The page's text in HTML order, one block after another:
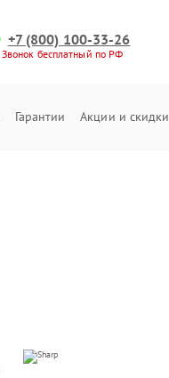
+7 (800) 100-33-26
Звонок бесплатный по РФ
Гарантии Акции и скидки